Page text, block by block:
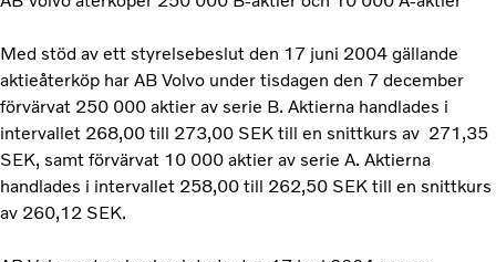
Med stöd av ett styrelsebeslut den 17 juni 2004 gällande
aktieåterköp har AB Volvo under tisdagen den 7 december
förvärvat 250 000 aktier av serie B. Aktierna handlades i
intervallet 268,00 till 273,00 SEK till en snittkurs av 271,35
SEK, samt förvärvat 10 000 aktier av serie A. Aktierna
handlades i intervallet 258,00 till 262,50 SEK till en snittkurs
av 260,12 SEK.